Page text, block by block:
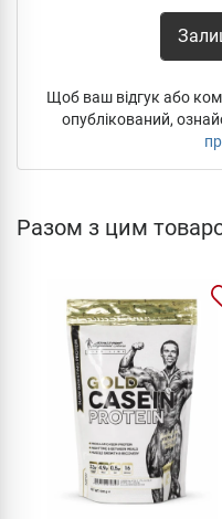
Щоб ваш відгук або
опублікований,
Разом з цим